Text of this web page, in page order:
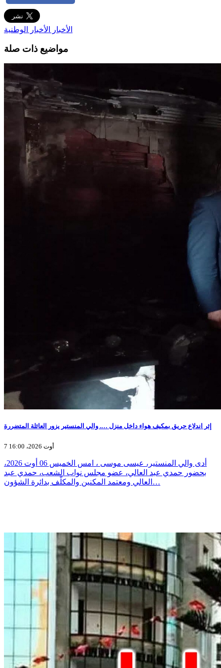
الأخبار الأخبار الوطنية
مواضيع ذات صلة
إثر اندلاع حريق بمكيف هواء داخل منزل …. والي المنستير يزور العائلة المتضررة
7 أوت 2026، 16:00
أدى والي المنستير، عيسى موسى ، امس الخميس 06 أوت 2026،
بحضور حمدي عبد العالي، عضو مجلس نواب الشعب، حمدي عبد
العالي ومعتمد المكنين والمكلّف بدائرة الشؤون…